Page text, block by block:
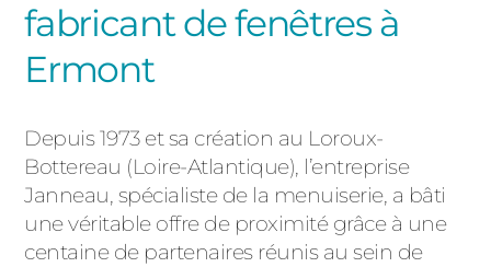
fabricant de fenêtres à
Ermont
Depuis 1973 et sa création au Loroux-
Bottereau (Loire-Atlantique), l’entreprise
Janneau, spécialiste de la menuiserie, a bâti
une véritable offre de proximité grâce à une
centaine de partenaires réunis au sein de
ALUMINIUM